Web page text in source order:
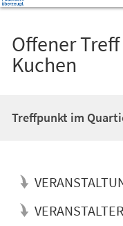
Offener
Kuchen
Treffpunkt im
VERANSTALTER